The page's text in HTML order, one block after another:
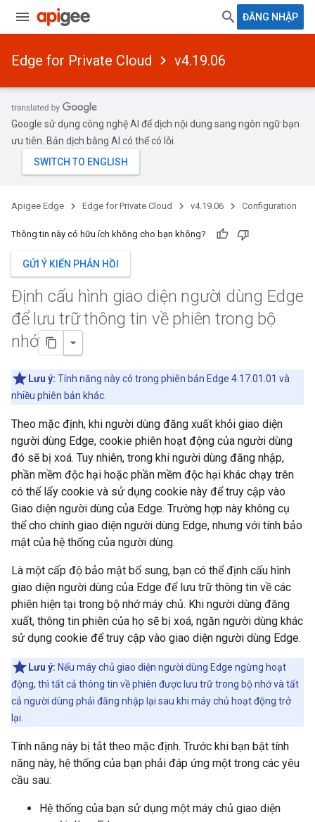
ĐĂNG NHẬP
Edge for Private Cloud v4.19.06
Google sử dụng công nghệ AI để dịch nội dung sang ngôn ngữ bạn
ưu tiên. Bản dịch bằng AI có thể có lỗi.
Apigee Edge Edge for Private Cloud v4.19.06 Configuration
Thông tin này có hữu ích không cho bạn không?
GỬI Ý KIẾN PHẢN HỒI
Định cấu hình giao diện người dùng Edge
để lưu trữ thông tin về phiên trong bộ
nhớ
Lưu ý: Tính năng này có trong phiên bản Edge 4.17.01.01 và
nhiều phiên bản khác.
Theo mặc định, khi người dùng đăng xuất khỏi giao diện
người dùng Edge, cookie phiên hoạt động của người dùng
đó sẽ bị xoá. Tuy nhiên, trong khi người dùng đăng nhập,
phần mềm độc hại hoặc phần mềm độc hại khác chạy trên
có thể lấy cookie và sử dụng cookie này để truy cập vào
Giao diện người dùng của Edge. Trường hợp này không cụ
thể cho chính giao diện người dùng Edge, nhưng với tính bảo
mật của hệ thống của người dùng.
Là một cấp độ bảo mật bổ sung, bạn có thể định cấu hình
giao diện người dùng của Edge để lưu trữ thông tin về các
phiên hiện tại trong bộ nhớ máy chủ. Khi người dùng đăng
xuất, thông tin phiên của họ sẽ bị xoá, ngăn người dùng khác
sử dụng cookie để truy cập vào giao diện người dùng Edge.
Lưu ý: Nếu máy chủ giao diện người dùng Edge ngừng hoạt
động, thì tất cả thông tin về phiên được lưu trữ trong bộ nhớ và tất
cả người dùng phải đăng nhập lại sau khi máy chủ hoạt động trở
lại.
Tính năng này bị tắt theo mặc định. Trước khi bạn bật tính
năng này, hệ thống của bạn phải đáp ứng một trong các yêu
cầu sau:
Hệ thống của bạn sử dụng một máy chủ giao diện